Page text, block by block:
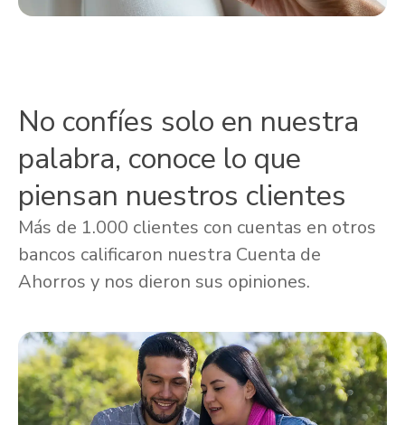
No confíes solo en nuestra
palabra, conoce lo que
piensan nuestros clientes
Más de 1.000 clientes con cuentas en otros
bancos calificaron nuestra Cuenta de
Ahorros y nos dieron sus opiniones.